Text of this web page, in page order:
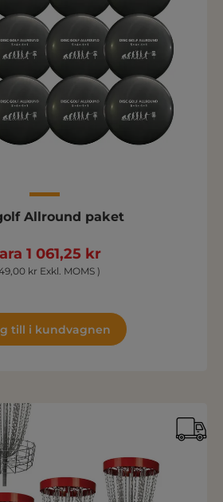
Allround paket
1 061,25 kr
kr Exkl. MOMS )
till i kundvagnen